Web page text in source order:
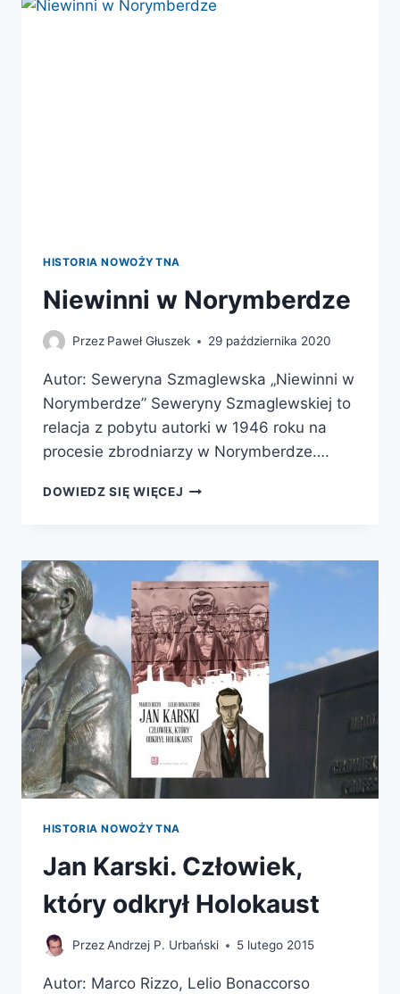
HISTORIA NOWOŻYTNA
Niewinni w Norymberdze
Przez Paweł Głuszek 29 października 2020
Autor: Seweryna Szmaglewska „Niewinni w
Norymberdze” Seweryny Szmaglewskiej to
relacja z pobytu autorki w 1946 roku na
procesie zbrodniarzy w Norymberdze….
DOWIEDZ SIĘ WIĘCEJ NIEWINNI
HISTORIA NOWOŻYTNA
Jan Karski. Człowiek,
który odkrył Holokaust
PrzezAndrzej P. Urbański 5 lutego 2015
Autor: Marco Rizzo, Lelio Bonaccorso